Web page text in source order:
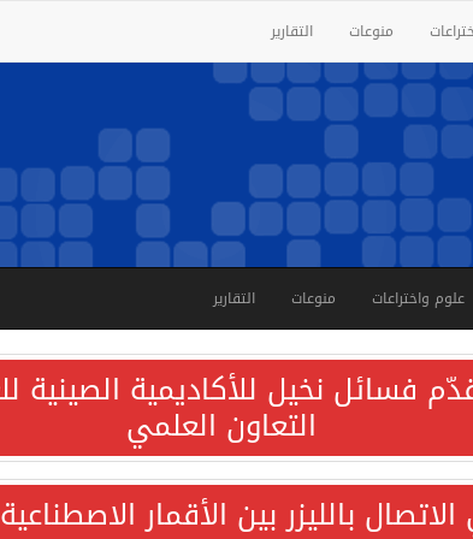
منوعات التقارير
علوم واختراعات منوعات التقارير
فسائل نخيل للأكاديمية الصينية
التعاون العلمي
بالليزر بين الأقمار